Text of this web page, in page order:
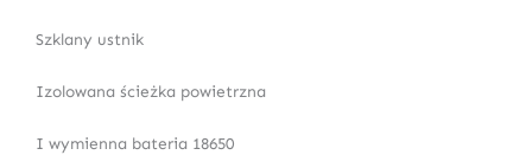
Szklany ustnik
Izolowana ścieżka powietrzna
I wymienna bateria 18650